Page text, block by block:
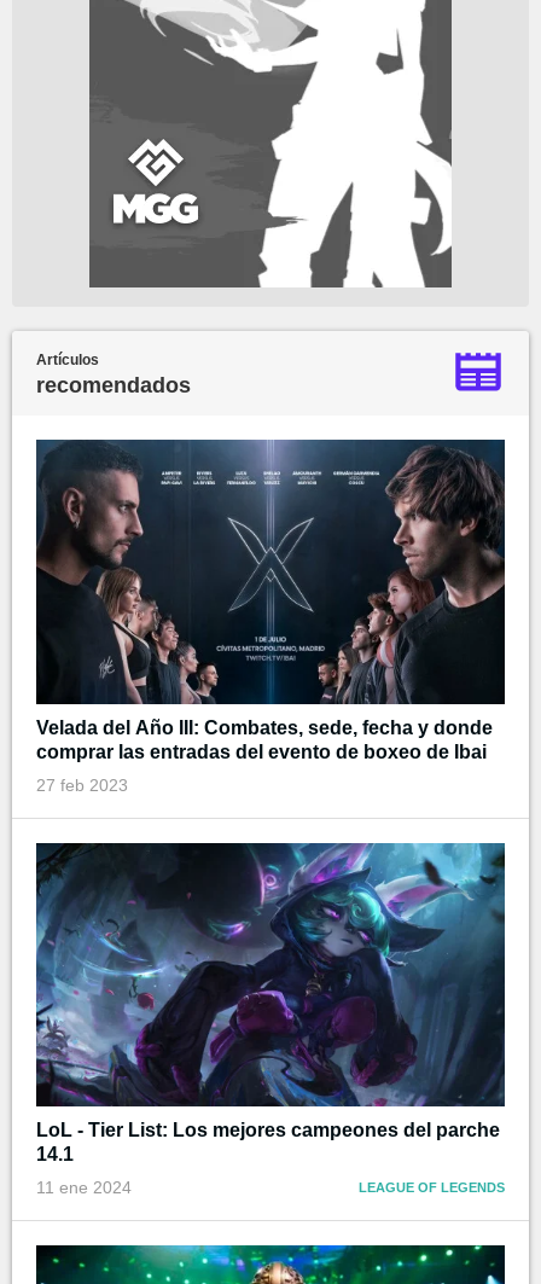
Artículos
recomendados
Velada del Año III: Combates, sede, fecha y donde
comprar las entradas del evento de boxeo de Ibai
27 feb 2023
LoL - Tier List: Los mejores campeones del parche
14.1
11 ene 2024 LEAGUE OF LEGENDS